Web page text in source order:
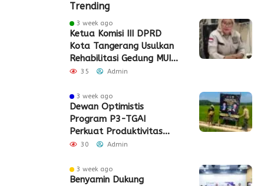
Trending
3 week ago
Ketua Komisi III DPRD
Kota Tangerang Usulkan
Rehabilitasi Gedung MUI
Periuk
35 Admin
3 week ago
Dewan Optimistis
Program P3-TGAI
Perkuat Produktivitas
Pertanian di Lebak
30 Admin
3 week ago
Benyamin Dukung